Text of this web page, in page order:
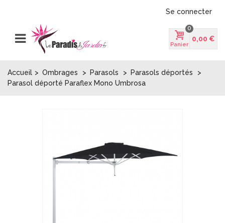
Se connecter
Panier
0
0,00 €
Accueil > Ombrages > Parasols > Parasols déportés
>
Parasol déporté Paraflex Mono Umbrosa